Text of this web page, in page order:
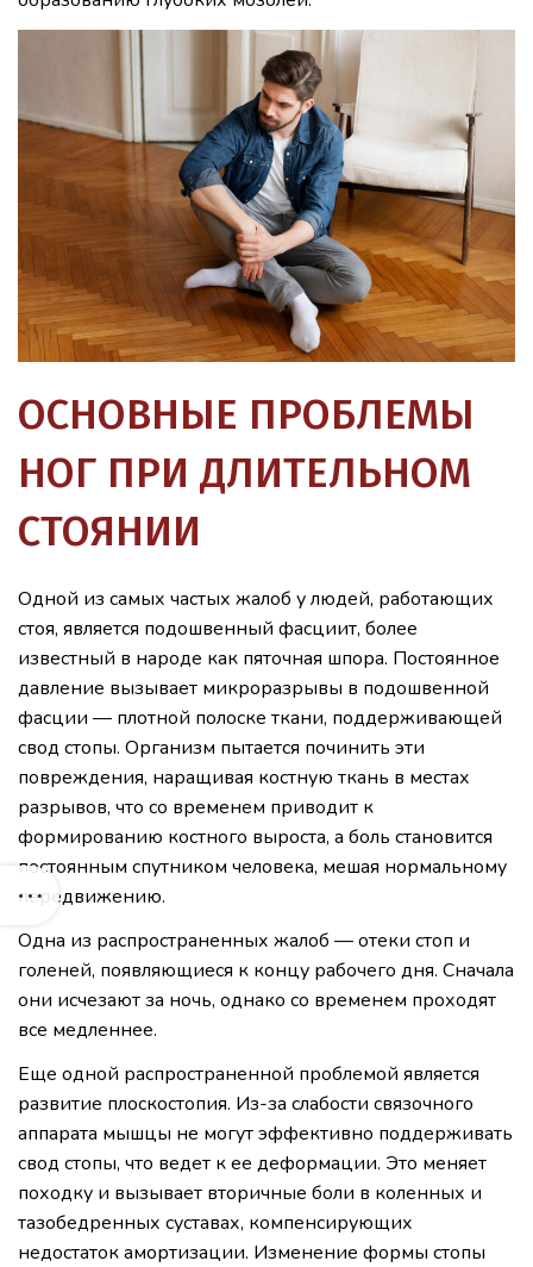
ОСНОВНЫЕ ПРОБЛЕМЫ
НОГ ПРИ ДЛИТЕЛЬНОМ
СТОЯНИИ
Одной из самых частых жалоб у людей, работающих
стоя, является подошвенный фасциит, более
известный в народе как пяточная шпора. Постоянное
давление вызывает микроразрывы в подошвенной
фасции — плотной полоске ткани, поддерживающей
свод стопы. Организм пытается починить эти
повреждения, наращивая костную ткань в местах
разрывов, что со временем приводит к
формированию костного выроста, а боль становится
постоянным спутником человека, мешая нормальному
передвижению.
Одна из распространенных жалоб — отеки стоп и
голеней, появляющиеся к концу рабочего дня. Сначала
они исчезают за ночь, однако со временем проходят
все медленнее.
Еще одной распространенной проблемой является
развитие плоскостопия. Из-за слабости связочного
аппарата мышцы не могут эффективно поддерживать
свод стопы, что ведет к ее деформации. Это меняет
походку и вызывает вторичные боли в коленных и
тазобедренных суставах, компенсирующих
недостаток амортизации. Изменение формы стопы